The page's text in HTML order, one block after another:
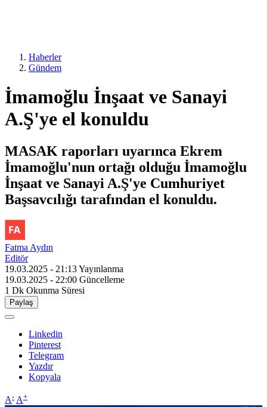
Haberler
Gündem
İmamoğlu İnşaat ve Sanayi
A.Ş'ye el konuldu
MASAK raporları uyarınca Ekrem
İmamoğlu'nun ortağı olduğu İmamoğlu
İnşaat ve Sanayi A.Ş'ye Cumhuriyet
Başsavcılığı tarafından el konuldu.
Fatma Aydın
Editör
19.03.2025 - 21:13Yayınlanma
19.03.2025 - 22:00 Güncelleme
1 Dk Okunma Süresi
Paylaş
Linkedin
Pinterest
Telegram
Yazdır
Kopyala
A- A+